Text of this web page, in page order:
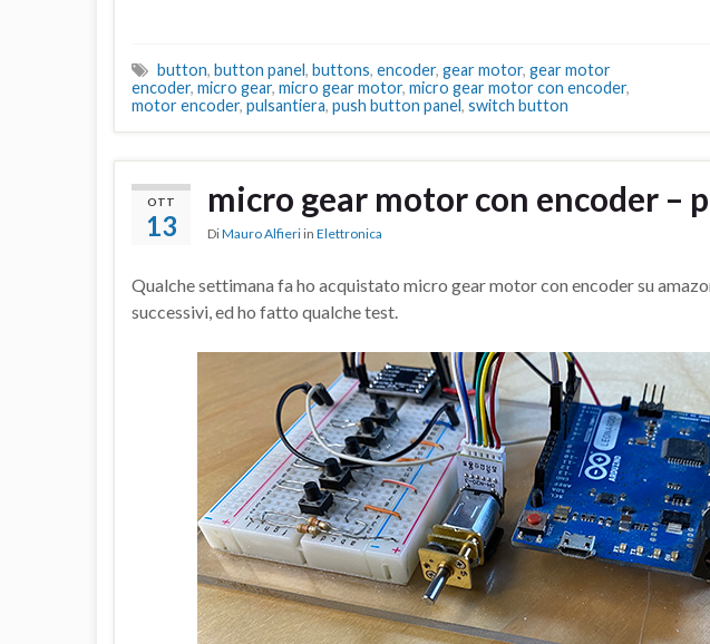
button, button panel, buttons, encoder, gear motor, gear motor
encoder, micro gear, micro gear motor, micro gear motor con encoder,
motor encoder, pulsantiera, push button panel, switch button
OTT
13
micro gear motor con encoder –
DiMauro Alfieri in Elettronica
Qualche settimana fa ho acquistato micro gear motor con encoder su
successivi, ed ho fatto qualche test.